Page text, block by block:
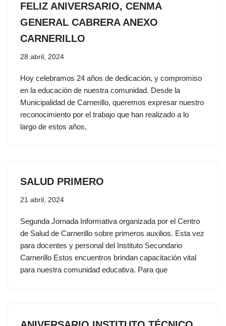
FELIZ ANIVERSARIO, CENMA
GENERAL CABRERA ANEXO
CARNERILLO
28 abril, 2024
Hoy celebramos 24 años de dedicación, y compromiso
en la educación de nuestra comunidad. Desde la
Municipalidad de Carnerillo, queremos expresar nuestro
reconocimiento por el trabajo que han realizado a lo
largo de estos años,
SALUD PRIMERO
21 abril, 2024
Segunda Jornada Informativa organizada por el Centro
de Salud de Carnerillo sobre primeros auxilios. Esta vez
para docentes y personal del Instituto Secundario
Carnerillo Estos encuentros brindan capacitación vital
para nuestra comunidad educativa. Para que